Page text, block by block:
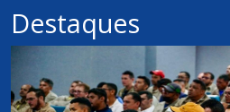
Destaques